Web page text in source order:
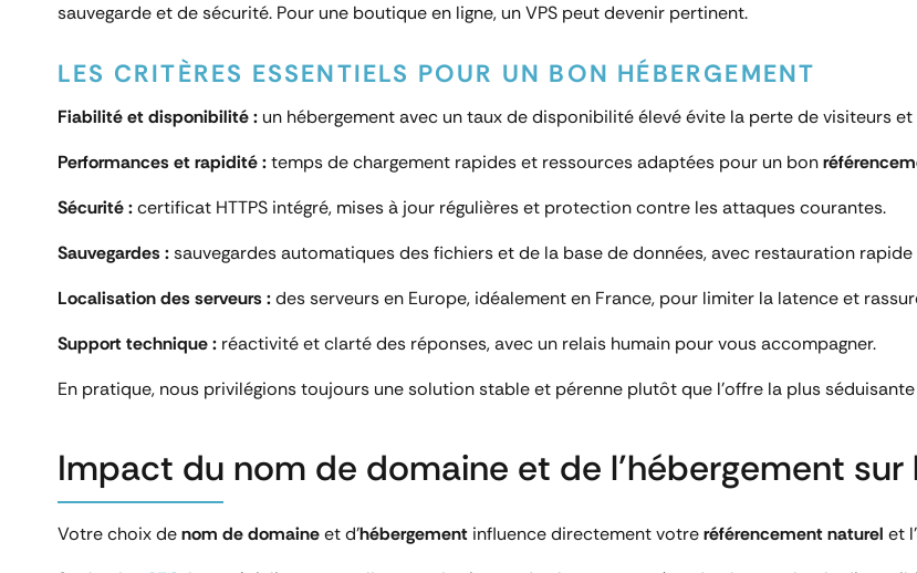
sauvegarde et de sécurité. Pour une boutique en ligne, un VPS peut devenir pertinent.
LES CRITÈRES ESSENTIELS POUR UN BON HÉBERGEMENT
Fiabilité et disponibilité : un hébergement avec un taux de disponibilité élevé évite la perte de visiteurs
Performances et rapidité :temps de chargement rapides et ressources adaptées pour un bon
Sécurité :certificat HTTPS intégré, mises à jour régulières et protection contre les attaques courantes.
Sauvegardes :sauvegardes automatiques des fichiers et de la base de données, avec restauration rapide
Localisation des serveurs :des serveurs en Europe, idéalement en France, pour limiter la latence et
Support technique : réactivité et clarté des réponses, avec un relais humain pour vous accompagner.
En pratique, nous privilégions toujours une solution stable et pérenne plutôt que l’offre la plus
Impact du nom de domaine et de l’hébergement sur
Votre choix denom de domaineet d’hébergement influence directement votreréférencement naturel et l’